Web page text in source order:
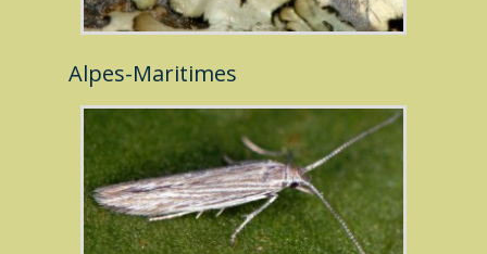
Alpes-Maritimes